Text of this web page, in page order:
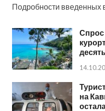
Подробности введенных
Спрос
на